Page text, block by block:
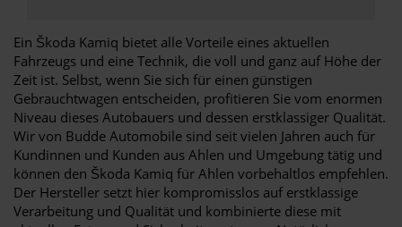
Ein Škoda Kamiq bietet alle Vorteile eines aktuellen
Fahrzeugs und eine Technik, die voll und ganz auf Höhe der
Zeit ist. Selbst, wenn Sie sich für einen günstigen
Gebrauchtwagen entscheiden, profitieren Sie vom enormen
Niveau dieses Autobauers und dessen erstklassiger Qualität.
Wir von Budde Automobile sind seit vielen Jahren auch für
Kundinnen und Kunden aus Ahlen und Umgebung tätig und
können den Škoda Kamiq für Ahlen vorbehaltlos empfehlen.
Der Hersteller setzt hier kompromisslos auf erstklassige
Verarbeitung und Qualität und kombinierte diese mit